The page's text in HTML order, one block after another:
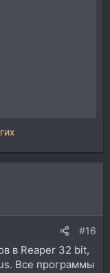
#16
в Reaper 32 bit,
Все программы